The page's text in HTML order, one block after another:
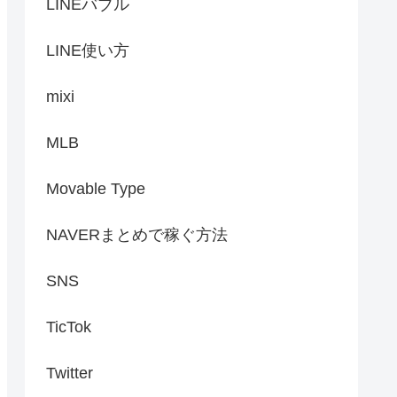
LINEバブル
LINE使い方
mixi
MLB
Movable Type
NAVERまとめで稼ぐ方法
SNS
TicTok
Twitter